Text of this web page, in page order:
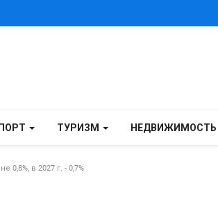
ТУРИЗМ НЕДВИЖИМОСТЬ
0,8%, в 2027 г. - 0,7%